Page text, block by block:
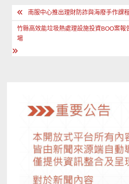
文
章
導
南服中心推出理財防詐與海廢手作課
竹縣高效能垃圾熱處理設施投資BOO案
場